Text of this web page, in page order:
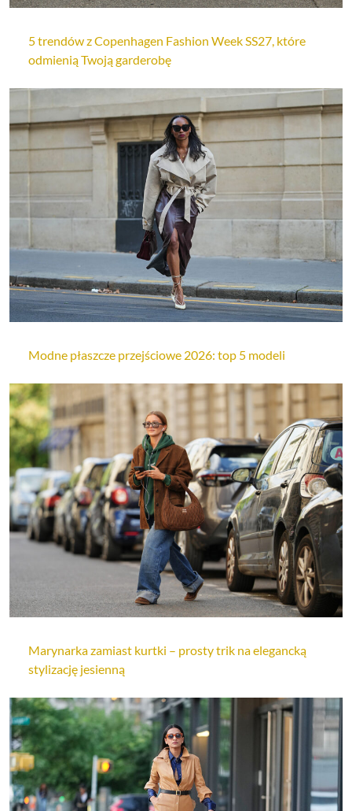
5 trendów z Copenhagen Fashion Week SS27, które
odmienią Twoją garderobę
Modne płaszcze przejściowe 2026: top 5 modeli
Marynarka zamiast kurtki – prosty trik na elegancką
stylizację jesienną